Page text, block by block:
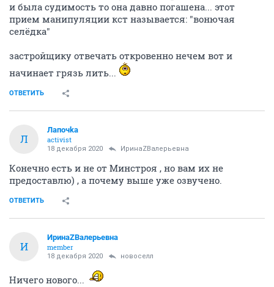
и была судимость то она давно погашена... этот
прием манипуляции кст называется: "вонючая
селёдка"
застройщику отвечать откровенно нечем вот и
начинает грязь лить...
ОТВЕТИТЬ
Л
Лапочkа
activist
18 декабря 2020 ИринаZВалерьевна
Конечно есть и не от Минстроя , но вам их не
предоставлю) , а почему выше уже озвучено.
ОТВЕТИТЬ
И
ИринаZВалерьевна
member
18 декабря 2020 новоселл
Ничего нового...